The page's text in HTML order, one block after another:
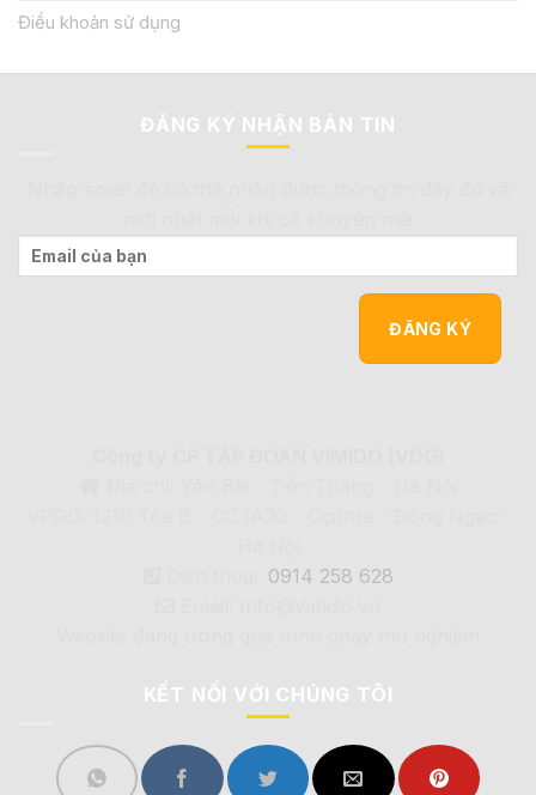
Điều khoản sử dụng
ĐĂNG KÝ NHẬN BẢN TIN
0914 258 628
KẾT NỐI VỚI CHÚNG TÔI